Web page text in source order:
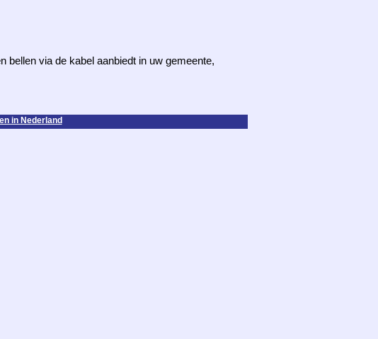
bellen via de kabel aanbiedt in uw gemeente,
in Nederland